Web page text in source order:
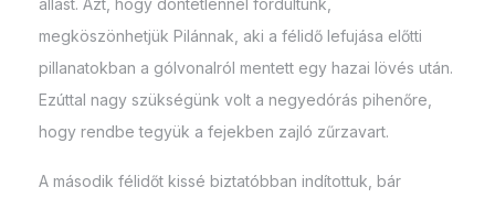
állást. Azt, hogy döntetlennel fordultunk,
megköszönhetjük Pilánnak, aki a félidő lefujása előtti
pillanatokban a gólvonalról mentett egy hazai lövés után.
Ezúttal nagy szükségünk volt a negyedórás pihenőre,
hogy rendbe tegyük a fejekben zajló zűrzavart.
A második félidőt kissé biztatóbban indítottuk, bár